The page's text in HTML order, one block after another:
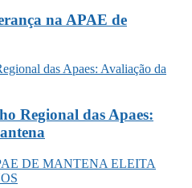
na APAE de
Regional das Apaes: